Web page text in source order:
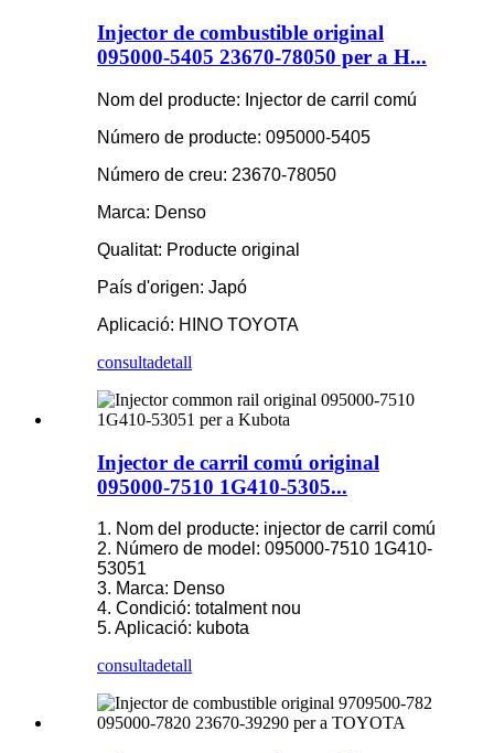
Injector de combustible original
095000-5405 23670-78050 per a H...
Nom del producte: Injector de carril comú
Número de producte: 095000-5405
Número de creu: 23670-78050
Marca: Denso
Qualitat: Producte original
País d'origen: Japó
Aplicació: HINO TOYOTA
consultadetall
Injector de carril comú original
095000-7510 1G410-5305...
1. Nom del producte: injector de carril comú
2. Número de model: 095000-7510 1G410-
53051
3. Marca: Denso
4. Condició: totalment nou
5. Aplicació: kubota
consultadetall